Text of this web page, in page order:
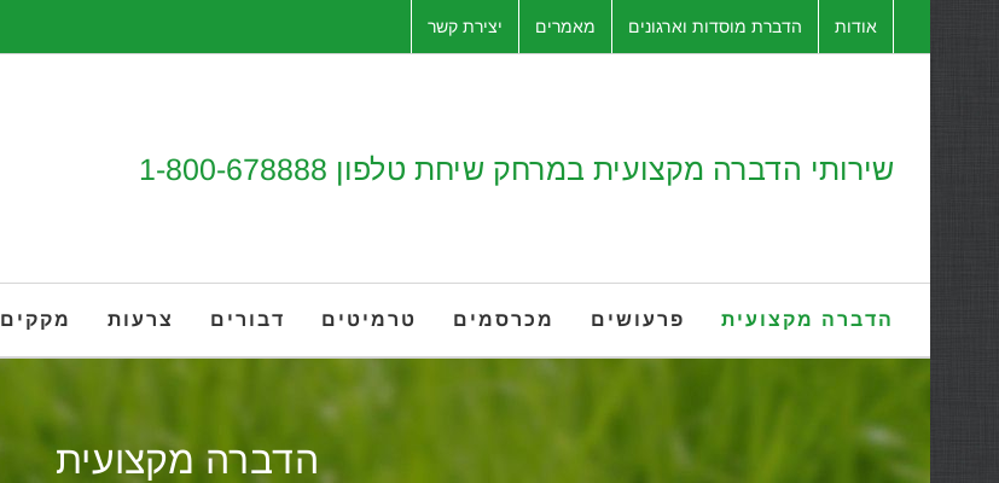
אודות הדברת מוסדות וארגונים מאמרים יצירת קשר
שירותי הדברה מקצועית במרחק שיחת טלפון 1-800-678888
הדברה מקצועית פרעושים מכרסמים טרמיטים דבורים צרעות מקקים
הדברה מקצועית